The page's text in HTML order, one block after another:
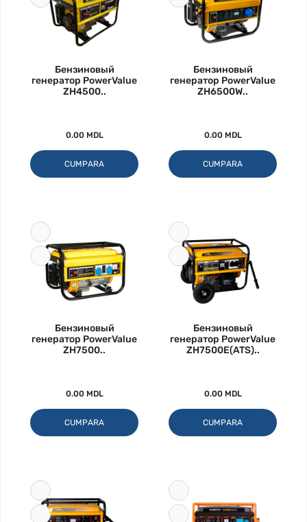
Бензиновый
генератор PowerValue
ZH4500..
0.00 MDL
CUMPARA
Бензиновый
генератор PowerValue
ZH6500W..
0.00 MDL
CUMPARA
Бензиновый
генератор PowerValue
ZH7500..
0.00 MDL
CUMPARA
Бензиновый
генератор PowerValue
ZH7500E(ATS)..
0.00 MDL
CUMPARA